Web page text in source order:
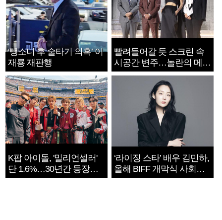
‘뺑소니 후 술타기 의혹’ 이
재룡 재판행
빨려들어갈 듯 스크린 속
시공간 변주…놀란의 메시
지는 ‘전쟁 속죄’
K팝 아이돌, '밀리언셀러'
단 1.6%…30년간 등장
1182개팀 전수조사
‘라이징 스타’ 배우 김민하,
올해 BIFF 개막식 사회자
확정